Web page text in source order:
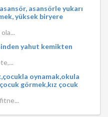
asansörle yukarı
yüksek biryere
yahut kemikten
oynamak,okula
görmek,kız çocuk